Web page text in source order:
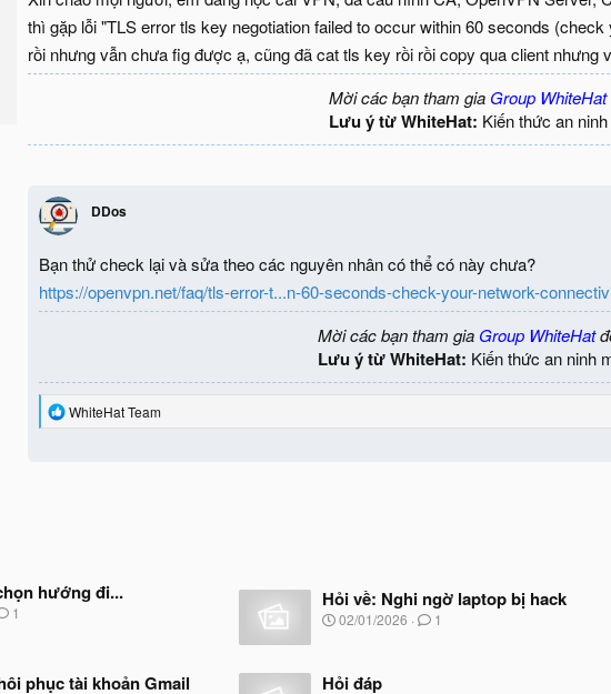
thì gặp lỗi "TLS error tls key negotiation failed to occur within 60 seconds
rồi nhưng vẫn chưa fig được ạ, cũng đã cat tls key rồi rồi copy qua client
Mời các bạn tham gia Group WhiteHat
Lưu ý từ WhiteHat: Kiến thức an
DDos
Bạn thử check lại và sửa theo các nguyên nhân có thể có này chưa?
https://openvpn.net/faq/tls-error-t...n-60-seconds-check-your-network-
Mời các bạn tham gia Group WhiteHat
Lưu ý từ WhiteHat: Kiến thức an ninh
R
WhiteHat Team
hướng đi...
1
Hỏi về: Nghi ngờ laptop bị hack
N
b
02/01/2026 1
phục tài khoản Gmail Hỏi đáp